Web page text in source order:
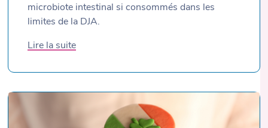
microbiote intestinal si consommés dans les
limites de la DJA.
Lire la suite